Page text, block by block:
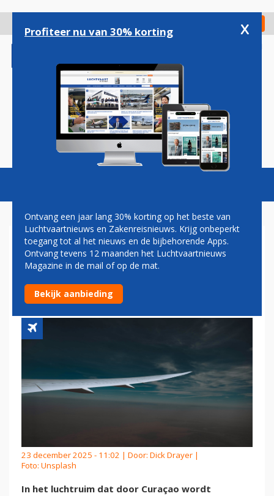
gaan
Check in
Magazine Podcasts Vacatures
ICAO WAARSCHUWT VOOR
GPS-STORINGEN BOVEN
ZUIDELIJK CARIBISCH GEBIED
23 december 2025 - 11:02 | Door: Dick Drayer |
Foto: Unsplash
In het luchtruim dat door Curaçao wordt
Profiteer nu van 30% korting x
Ontvang een jaar lang 30% korting op het beste van
Luchtvaartnieuws en Zakenreisnieuws. Krijg onbeperkt
toegang tot al het nieuws en de bijbehorende Apps.
Ontvang tevens 12 maanden het Luchtvaartnieuws
Magazine in de mail of op de mat.
Bekijk aanbieding